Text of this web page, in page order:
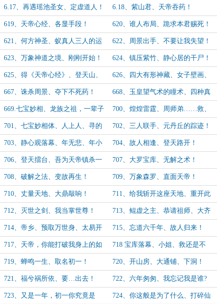
行走！
6.17、再遇瑶池圣女、定虚道人！ 6.18、紫山君、天帝吞药！
619、天帝心经、各显手段！ 620、谁人布局、跪求本君赐死！
621、何方神圣、蚁真人三人的运
道！
622、周景出手、不要让我失望！
623、万象神道之境、刚刚开始！ 624、镇压紫竹、静心居的干尸！
（补，晚了一会！）
625、得《天帝心经》、登天山、
其名鲲虚！
626、四大有形神藏、女子壁画、
方寸山来了！
667、诛杀周景、夺下不死药！ 668、玉皇望气术的瞳术、四种真
血！
669.七宝妙相、龙族之祖，一辈子
不得安宁！
700、煌煌雷霆、周师弟……救、
你敢！
701、七宝妙相体、人上人、寻的
你好苦！
702、三人联手、元丹丘的踪迹！
703、静心观落幕、年无悲、年小
哥！
704、故人相逢、登天路开！
706、登天擂台、吾为天帝镇杀一
切敌！
707、大罗宝库、无解之术！
708、破解之法、变故再生！ 709、万象森罗、直面天帝！
710、丈量天地、大鼎敲响！ 711、给我斩开这座天地、重开此
界！
712、灭世之剑、我当掌世尊！ 713、鲲虚之主、恭请祖师、大齐
谢观！
714、帝乡、预取万世身、太易开
明玄元仙君。
715、忘道六千年、故人归来！
717、天帝，你能打破我身上的如
天一般的枷锁吗？
718 宝库落幕、小姐、救还是不
救？
719、蝉鸣一生、取名初一！ 720、开山房、大通铺、下洞！
721、福兮祸所依、要…出去！ 722、六年匆匆、我忘记我是谁?
723、又是一年，初一你究竟是 724、你这般是为了什么、打碎仙